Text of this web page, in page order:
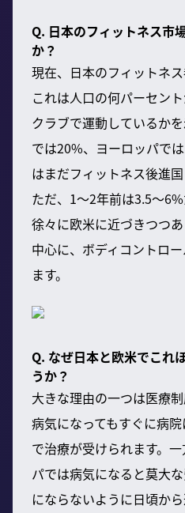
Q. 日本のフィットネス市
か？
現在、日本のフィットネス
これは人口の何パーセン
クラブで運動しているか
では20%、ヨーロッパで
はまだフィットネス後進国
ただ、1〜2年前は3.5〜6%
徐々に欧米に近づきつつ
中心に、ボディコントロ
ます。
Q. なぜ日本と欧米でこれ
うか？
大きな理由の一つは医療
病気になってもすぐに病
で治療が受けられます。
パでは病気になると莫大
にならないように日頃か